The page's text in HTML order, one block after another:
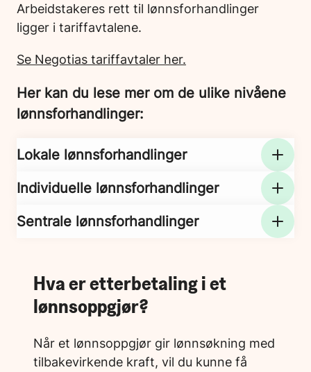
Arbeidstakeres rett til lønnsforhandlinger
ligger i tariffavtalene.
Se Negotias tariffavtaler her.
Her kan du lese mer om de ulike nivåene
lønnsforhandlinger:
Lokale lønnsforhandlinger
Individuelle lønnsforhandlinger
Sentrale lønnsforhandlinger
Hva er etterbetaling i et
lønnsoppgjør?
Når et lønnsoppgjør gir lønnsøkning med
tilbakevirkende kraft, vil du kunne få